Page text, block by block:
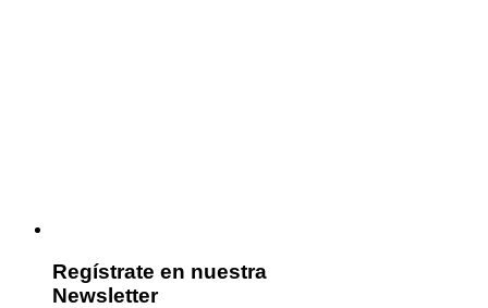
Regístrate en nuestra
Newsletter